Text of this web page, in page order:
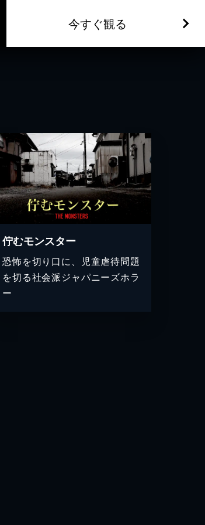
今すぐ観る
佇むモンスター
恐怖を切り口に、児童虐待問題
を切る社会派ジャパニーズホラ
ー